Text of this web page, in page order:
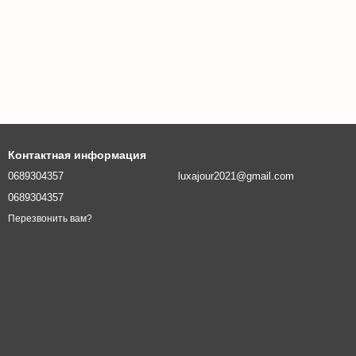
Контактная информация
0689304357
0689304357
Перезвонить вам?
luxajour2021@gmail.com